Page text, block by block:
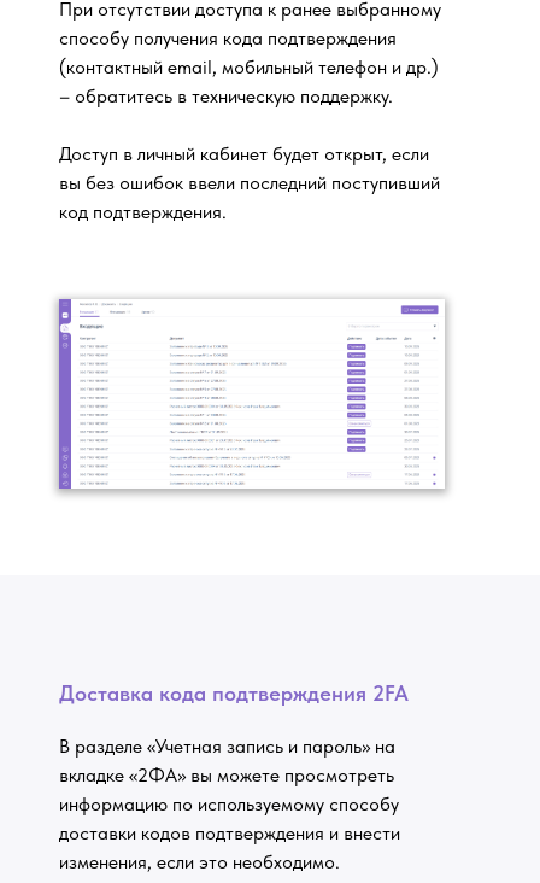
При отсутствии доступа к ранее выбранному
способу получения кода подтверждения
(контактный email, мобильный телефон и др.)
– обратитесь в техническую поддержку.
Доступ в личный кабинет будет открыт, если
вы без ошибок ввели последний поступивший
код подтверждения.
Доставка кода подтверждения 2FA
В разделе «Учетная запись и пароль» на
вкладке «2ФА» вы можете просмотреть
информацию по используемому способу
доставки кодов подтверждения и внести
изменения, если это необходимо.